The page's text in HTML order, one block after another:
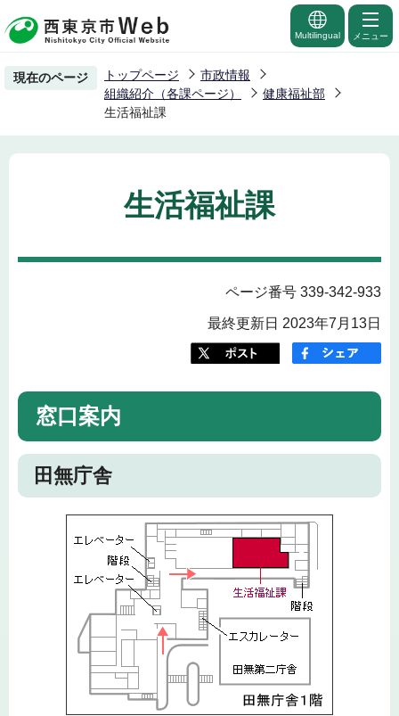
の
ー
の
先
Multilingual メニュー
現在のページ トップページ
市政情報
組織紹介（各課ページ）
健康福祉部
生活福祉課
生活福祉課
ページ番号 339-342-933
最終更新日 2023年7月13日
窓口案内
田無庁舎